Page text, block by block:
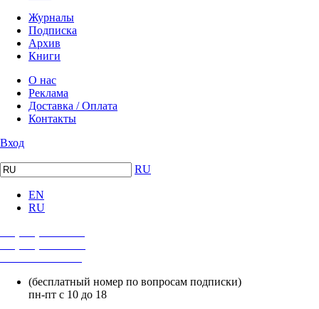
Журналы
Подписка
Архив
Книги
О нас
Реклама
Доставка / Оплата
Контакты
Вход
RU
EN
RU
(бесплатный номер по вопросам подписки)
пн-пт с 10 до 18